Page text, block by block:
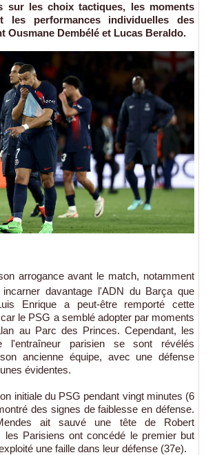
sur les choix tactiques, les moments
performances individuelles des
Ousmane Dembélé et Lucas Beraldo.
arrogance avant le match, notamment
davantage l'ADN du Barça que
Enrique a peut-être remporté cette
le PSG a semblé adopter par moments
au Parc des Princes. Cependant, les
l'entraîneur parisien se sont révélés
ancienne équipe, avec une défense
évidentes.
initiale du PSG pendant vingt minutes (6
des signes de faiblesse en défense.
ait sauvé une tête de Robert
les Parisiens ont concédé le premier but
une faille dans leur défense (37e).